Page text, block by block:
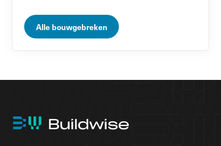
Alle bouwgebreken